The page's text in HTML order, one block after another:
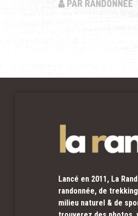
PAR RANDONNÉE
Lancé en 2011, La
randonnée, de
milieu naturel & de